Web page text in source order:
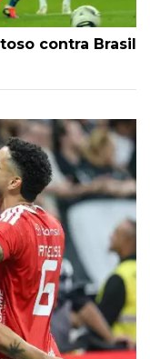
contra Brasil